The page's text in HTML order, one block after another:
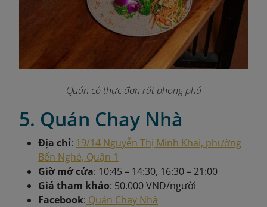
Quán có thực đơn rất phong phú
5. Quán Chay Nhà
Địa chỉ: 19/14 Nguyễn Thị Minh Khai, phường
Bến Nghé, Quận 1
Giờ mở cửa: 10:45 – 14:30, 16:30 – 21:00
Giá tham khảo: 50.000 VND/người
Facebook: Quán Chay Nhà